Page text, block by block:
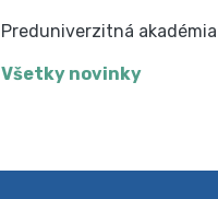
Preduniverzitná
Všetky novinky